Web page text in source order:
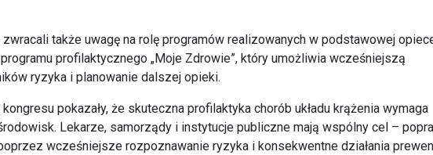
także uwagę na rolę programów realizowanych w podstawowej
profilaktycznego „Moje Zdrowie”, który umożliwia wcześniejszą
ryzyka i planowanie dalszej opieki.
pokazały, że skuteczna profilaktyka chorób układu krążenia wymaga
Lekarze, samorządy i instytucje publiczne mają wspólny cel –
wcześniejsze rozpoznawanie ryzyka i konsekwentne działania